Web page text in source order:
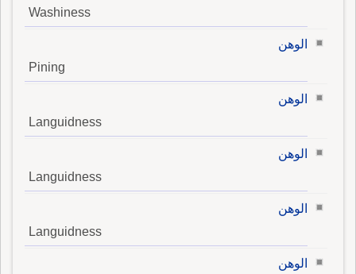
Washiness
الوهن
Pining
الوهن
Languidness
الوهن
Languidness
الوهن
Languidness
الوهن